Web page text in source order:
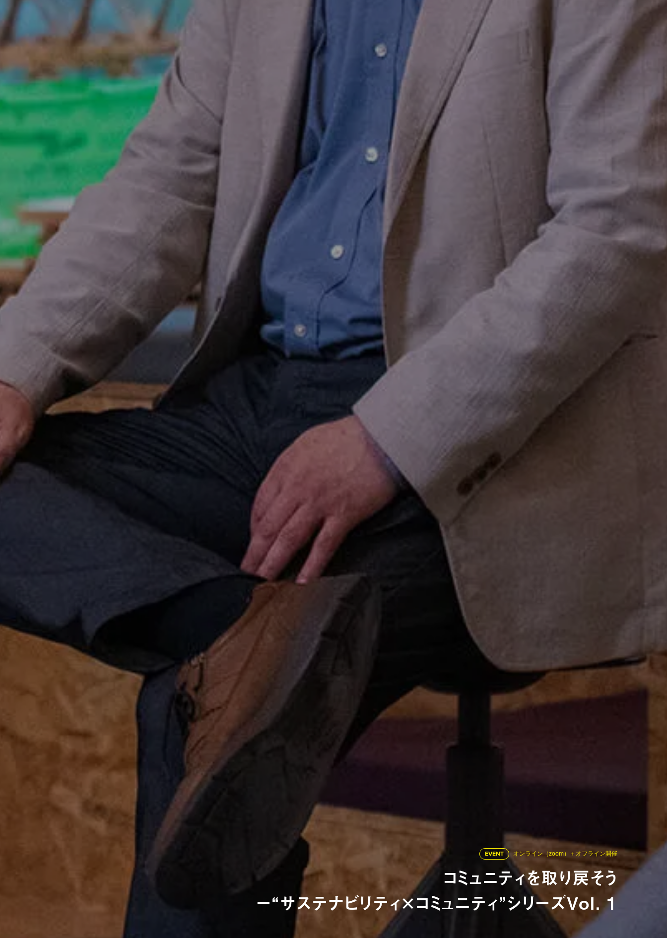
EVENT オンライン（zoom）＋オフライン開催
コミュニティを取り戻そう
ー“サステナビリティ×コミュニティ”シリーズVol. 1